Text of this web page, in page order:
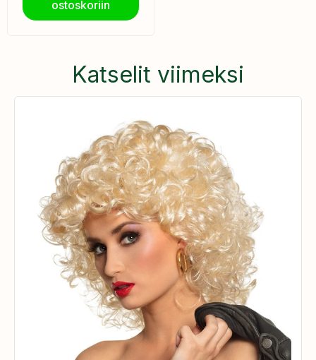
ostoskoriin
Katselit viimeksi